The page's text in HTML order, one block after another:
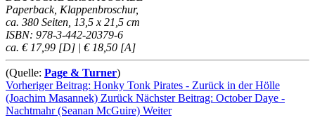
Paperback, Klappenbroschur,
ca. 380 Seiten, 13,5 x 21,5 cm
ISBN: 978-3-442-20379-6
ca. € 17,99 [D] | € 18,50 [A]
(Quelle: Page & Turner)
Vorheriger Beitrag: Honky Tonk Pirates - Zurück in der Hölle
(Joachim Masannek) Zurück Nächster Beitrag: October Daye -
Nachtmahr (Seanan McGuire) Weiter